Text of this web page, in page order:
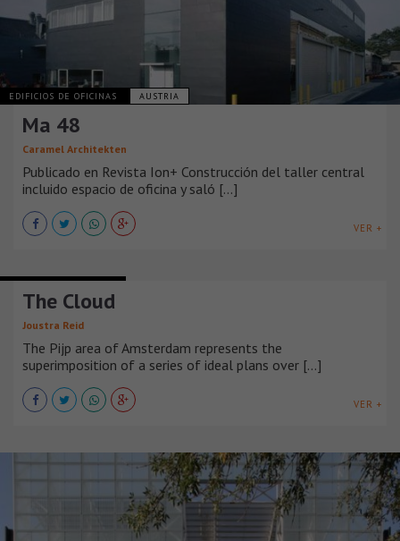
EDIFICIOS DE OFICINAS AUSTRIA
Ma 48
Caramel Architekten
Publicado en Revista Ion+ Construcción del taller central
incluido espacio de oficina y saló [...]
VER +
The Cloud
Joustra Reid
The Pijp area of Amsterdam represents the
superimposition of a series of ideal plans over [...]
VER +